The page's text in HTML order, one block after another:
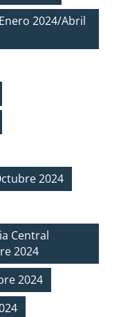
2024/Abril
2024
Central
2024
2024